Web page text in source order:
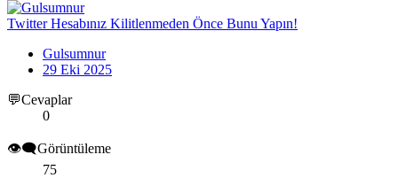
Twitter Hesabınız Kilitlenmeden Önce Bunu Yapın!
Gulsumnur
29 Eki 2025
💬Cevaplar
0
👁️‍🗨️Görüntüleme
75